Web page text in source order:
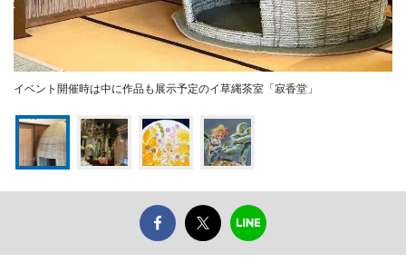
イベント開催時は中に作品も展示予定のイ草縄茶室「寂香堂」